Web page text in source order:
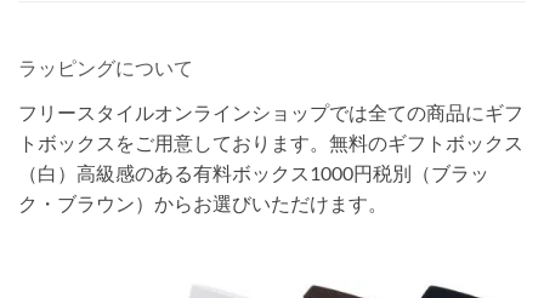
ラッピングについて
フリースタイルオンラインショップでは全ての商品にギフ
トボックスをご用意しております。無料のギフトボックス
（白）高級感のある有料ボックス1000円税別（ブラッ
ク・ブラウン）からお選びいただけます。